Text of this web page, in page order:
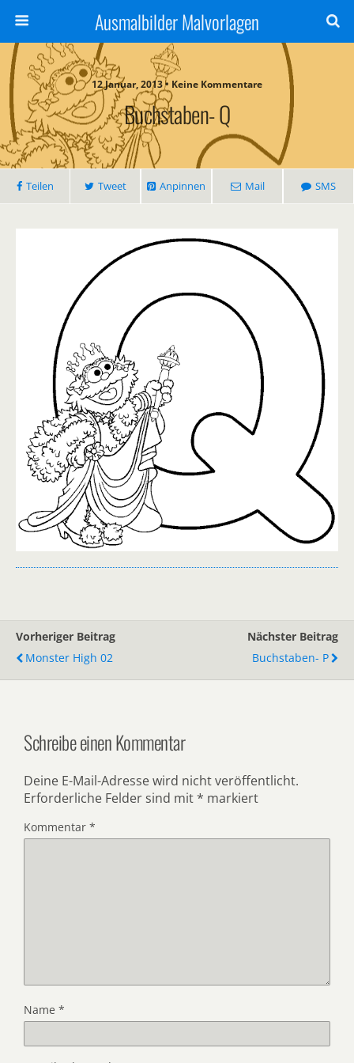
Ausmalbilder Malvorlagen
12 Januar, 2013 • Keine Kommentare
Buchstaben- Q
Teilen Tweet Anpinnen Mail SMS
Vorheriger Beitrag
Monster High 02
Nächster Beitrag
Buchstaben- P
Schreibe einen Kommentar
Deine E-Mail-Adresse wird nicht veröffentlicht.
Erforderliche Felder sind mit * markiert
Kommentar *
Name *